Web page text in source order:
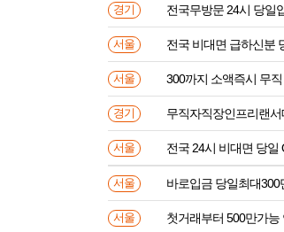
경기 전국무방문 24시 당일
서울
서울 300까지 소액즉시 무
경기
서울 전국 24시 비대면 당일
서울 바로입금 당일최대300
서울 첫거래부터 500만가